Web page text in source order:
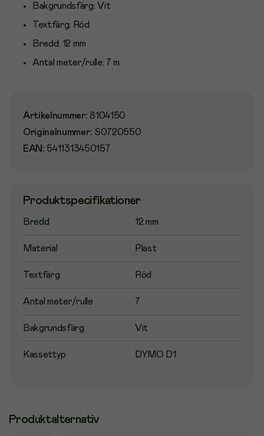
Bakgrundsfärg: Vit
Textfärg: Röd
Bredd: 12 mm
Antal meter/rulle: 7 m
Artikelnummer: 8104150
Originalnummer: S0720550
EAN: 5411313450157
Produktspecifikationer
Bredd 12 mm
Material Plast
Textfärg Röd
Antal meter/rulle 7
Bakgrundsfärg Vit
Kassettyp DYMO D1
Produktalternativ